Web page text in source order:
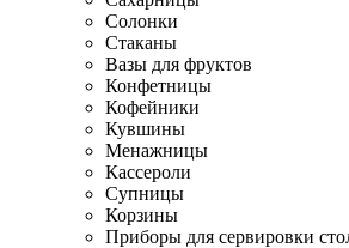
Солонки
Стаканы
Вазы для фруктов
Конфетницы
Кофейники
Кувшины
Менажницы
Кассероли
Супницы
Корзины
Приборы для сервировки